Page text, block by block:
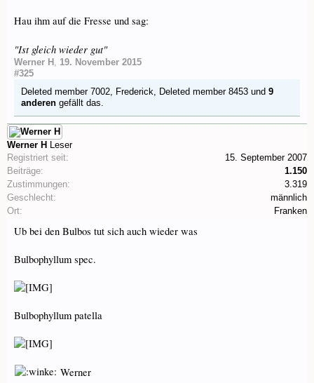
Hau ihm auf die Fresse und sag:
"Ist gleich wieder gut"
Werner H , 19. November 2015
#325
Deleted member 7002, Frederick, Deleted member 8453 und 9
anderen gefällt das.
Werner H Leser
Registriert seit:
15. September 2007
Beiträge:
1.150
Zustimmungen:
3.319
Geschlecht:
männlich
Ort:
Franken
Ub bei den Bulbos tut sich auch wieder was
Bulbophyllum spec.
Bulbophyllum patella
Werner